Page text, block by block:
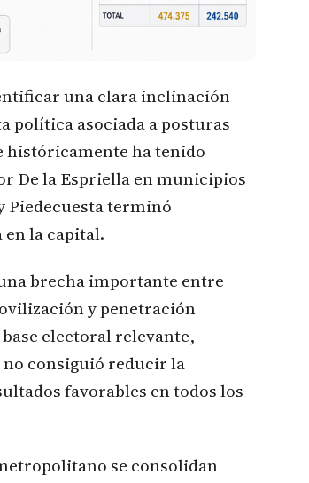
una clara inclinación
política asociada a posturas
históricamente ha tenido
De la Espriella en municipios
Piedecuesta terminó
la capital.
brecha importante entre
y penetración
electoral relevante,
consiguió reducir la
favorables en todos los
se consolidan